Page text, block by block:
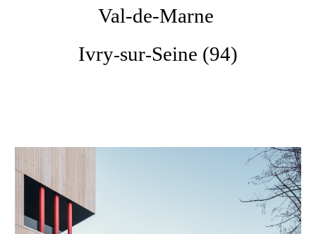
Val-de-Marne
Ivry-sur-Seine (94)